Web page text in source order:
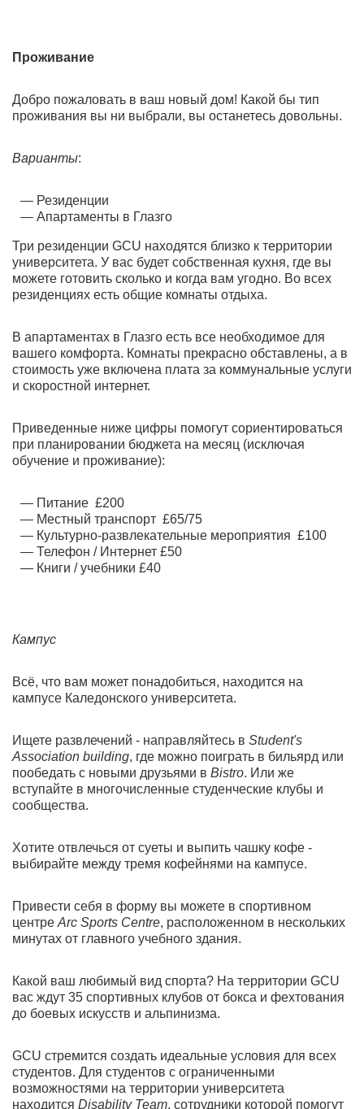
Проживание
Добро пожаловать в ваш новый дом! Какой бы тип
проживания вы ни выбрали, вы останетесь довольны.
Варианты:
Резиденции
Апартаменты в Глазго
Три резиденции GCU находятся близко к территории
университета. У вас будет собственная кухня, где вы
можете готовить сколько и когда вам угодно. Во всех
резиденциях есть общие комнаты отдыха.
В апартаментах в Глазго есть все необходимое для
вашего комфорта. Комнаты прекрасно обставлены, а в
стоимость уже включена плата за коммунальные услуги
и скоростной интернет.
Приведенные ниже цифры помогут сориентироваться
при планировании бюджета на месяц (исключая
обучение и проживание):
Питание £200
Местный транспорт £65/75
Культурно-развлекательные мероприятия £100
Телефон / Интернет £50
Книги / учебники £40
Кампус
Всё, что вам может понадобиться, находится на
кампусе Каледонского университета.
Ищете развлечений - направляйтесь в Student's
Association building, где можно поиграть в бильярд или
пообедать с новыми друзьями в Bistro. Или же
вступайте в многочисленные студенческие клубы и
сообщества.
Хотите отвлечься от суеты и выпить чашку кофе -
выбирайте между тремя кофейнями на кампусе.
Привести себя в форму вы можете в спортивном
центре Arc Sports Centre, расположенном в нескольких
минутах от главного учебного здания.
Какой ваш любимый вид спорта? На территории GCU
вас ждут 35 спортивных клубов от бокса и фехтования
до боевых искусств и альпинизма.
GCU стремится создать идеальные условия для всех
студентов. Для студентов с ограниченными
возможностями на территории университета
находится Disability Team, сотрудники которой помогут